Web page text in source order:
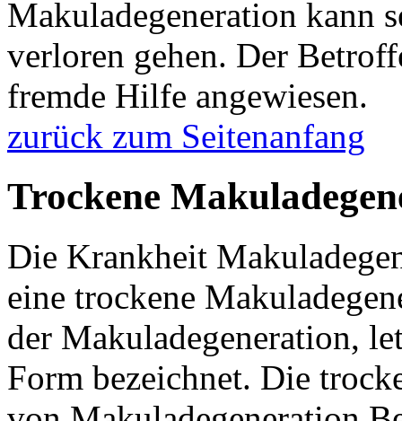
Makuladegeneration kann
verloren gehen. Der
fremde Hilfe angewiesen.
zurück zum Seitenanfang
Trockene
Die Krankheit
eine trockene
der Makuladegeneration,
Form bezeichnet. Die